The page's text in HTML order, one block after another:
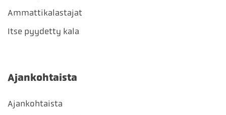
Ammattikalastajat
Itse pyydetty kala
Ajankohtaista
Ajankohtaista